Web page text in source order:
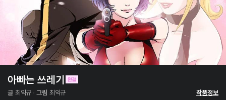
아빠는 쓰레기
글 최익규 그림 최익규 작품정보